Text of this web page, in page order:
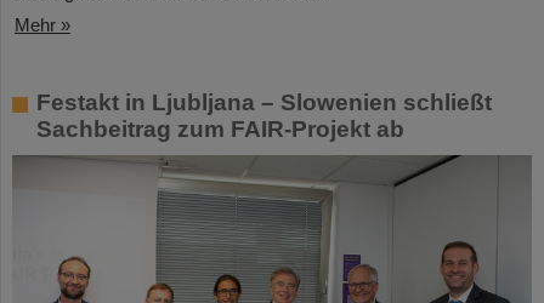
Mehr »
Festakt in Ljubljana – Slowenien schließt
Sachbeitrag zum FAIR-Projekt ab